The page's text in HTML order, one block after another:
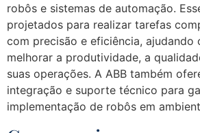
robôs e sistemas de automação.
projetados para realizar tarefas
com precisão e eficiência, ajudando
melhorar a produtividade, a
suas operações. A ABB também
integração e suporte técnico para
implementação de robôs em